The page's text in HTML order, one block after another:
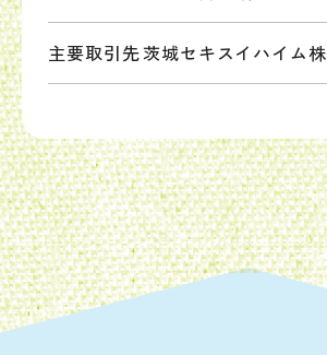
主要取引先茨城セキスイハイム